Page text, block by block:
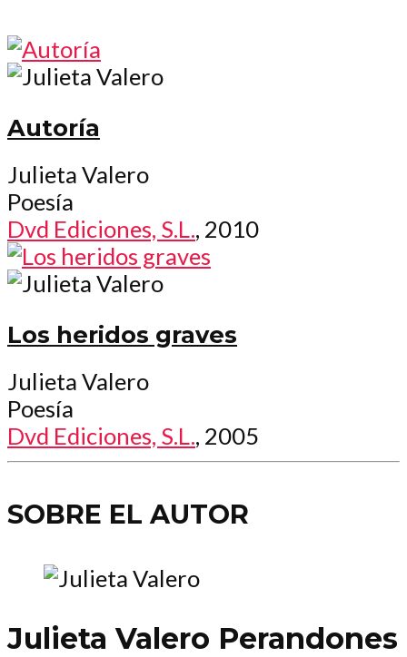
Autoría
Julieta Valero
Poesía
Dvd Ediciones, S.L., 2010
Los heridos graves
Julieta Valero
Poesía
Dvd Ediciones, S.L., 2005
SOBRE EL AUTOR
Julieta Valero Perandones